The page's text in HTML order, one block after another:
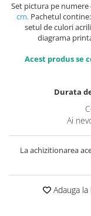
Set pictura pe numere
cm. Pachetul
setul de culori
diagrama
Acest produs se
Durata
Ai
La achizitionarea
Adauga la